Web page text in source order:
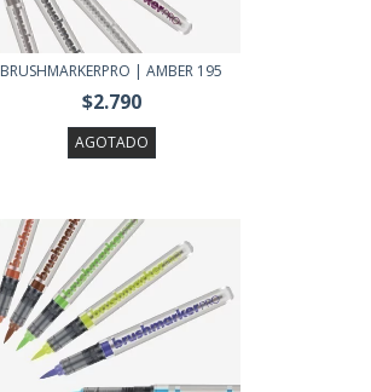
BRUSHMARKERPRO | AMBER 195
$2.790
AGOTADO